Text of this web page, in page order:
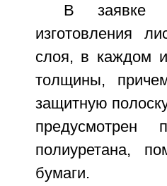
В заявке
изготовления
слоя, в каждом
толщины,
защитную
предусмотрен
полиуретана,
бумаги.